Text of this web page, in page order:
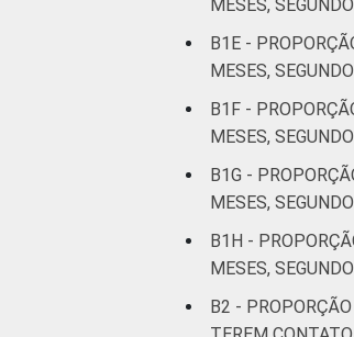
MESES,
B1E -
MESES,
B1F -
MESES,
B1G -
MESES,
B1H -
MESES,
B2 -